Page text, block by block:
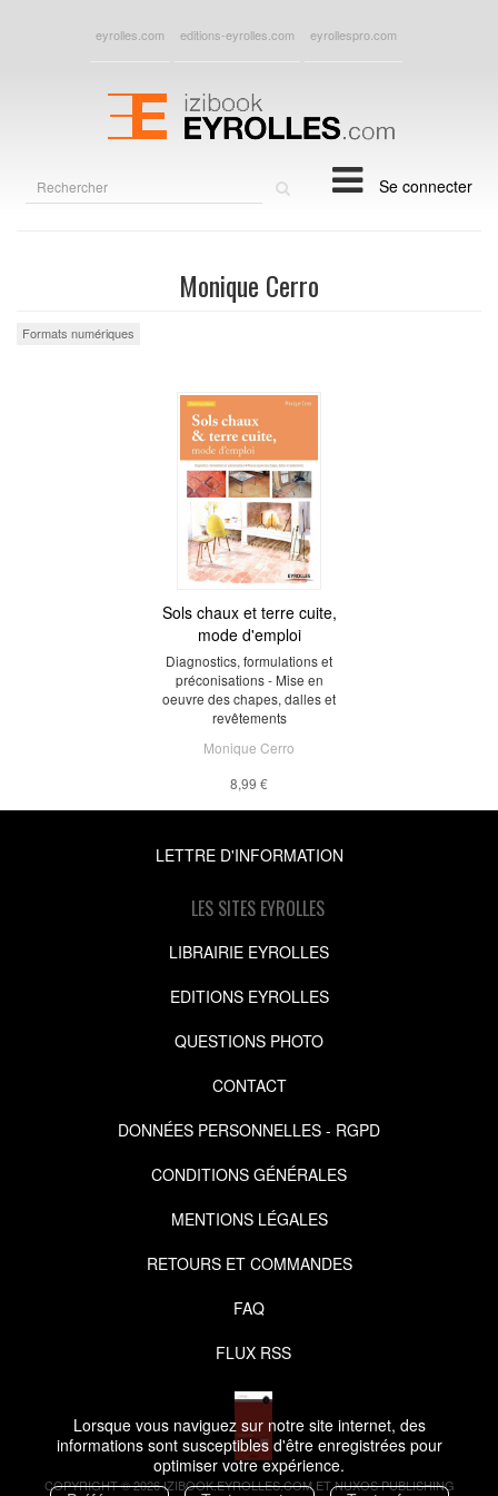
Lorsque vous naviguez sur notre site internet, des
informations sont susceptibles d'être enregistrées pour
optimiser votre expérience.
eyrolles.com editions-eyrolles.com eyrollespro.com
Se connecter
Monique Cerro
Formats numériques
Sols chaux et terre cuite,
mode d'emploi
Diagnostics, formulations et
préconisations - Mise en
oeuvre des chapes, dalles et
revêtements
Monique Cerro
8,99 €
LETTRE D'INFORMATION
LES SITES EYROLLES
LIBRAIRIE EYROLLES
EDITIONS EYROLLES
QUESTIONS PHOTO
CONTACT
DONNÉES PERSONNELLES - RGPD
CONDITIONS GÉNÉRALES
MENTIONS LÉGALES
RETOURS ET COMMANDES
FAQ
FLUX RSS
COPYRIGHT © 2026 IZIBOOK.EYROLLES.COM ET NUXOS PUBLISHING